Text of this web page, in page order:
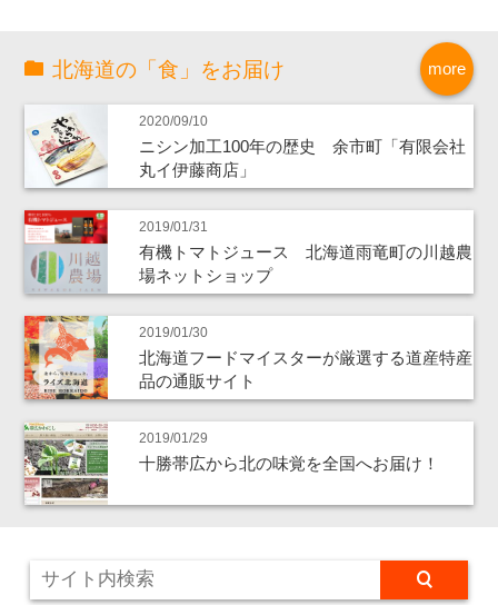
more
北海道の「食」をお届け
2020/09/10
ニシン加工100年の歴史 余市町「有限会社
丸イ伊藤商店」
2019/01/31
有機トマトジュース 北海道雨竜町の川越農
場ネットショップ
2019/01/30
北海道フードマイスターが厳選する道産特産
品の通販サイト
2019/01/29
十勝帯広から北の味覚を全国へお届け！